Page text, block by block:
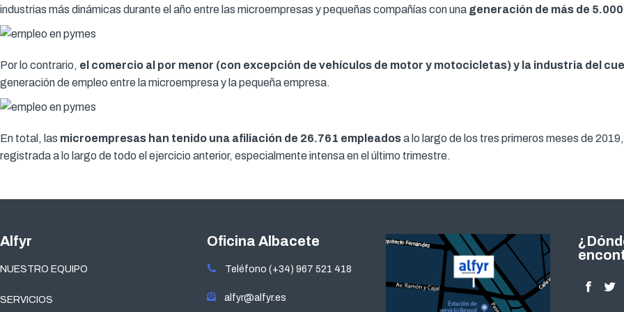
industrias más dinámicas durante el año entre las microempresas y pequeñas compañías con una generación de más de
Por lo contrario, el comercio al por menor (con excepción de vehículos de motor y motocicletas) y la industria del
generación de empleo entre la microempresa y la pequeña empresa.
En total, las microempresas han tenido una afiliación de 26.761 empleadosa lo largo de los tres primeros meses de
registrada a lo largo de todo el ejercicio anterior, especialmente intensa en el último trimestre.
Alfyr
NUESTRO EQUIPO
SERVICIOS
Oficina Albacete
Teléfono (+34) 967 521 418
alfyr@alfyr.es